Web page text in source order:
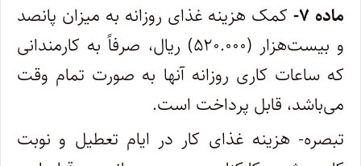
ماده ۷-
کمک هزینه غذای روزانه به میزان پانصد‌
و بیست‌هزار (۵۲۰.۰۰۰) ریال، صرفاً به کارمندانی
که ساعات کاری روزانه آنها به صورت تمام وقت
می‌باشد، قابل پرداخت است.
تبصره- هزینه غذای کار در ایام تعطیل و نوبت